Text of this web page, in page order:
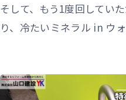
そして、もう1度回してい
り、冷たいミネラル in ウ